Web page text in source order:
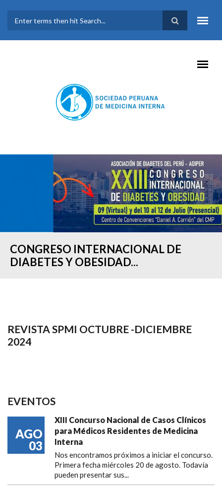
FORMULARIO DE
BÚSQUEDA
CONGRESO INTERNACIONAL DE
DIABETES Y OBESIDAD...
REVISTA SPMI OCTUBRE -DICIEMBRE
2024
EVENTOS
AGO
03
XIII Concurso Nacional de Casos Clínicos
para Médicos Residentes de Medicina
Interna
Nos encontramos próximos a iniciar el concurso.
Primera fecha miércoles 20 de agosto. Todavía
pueden presentar sus...